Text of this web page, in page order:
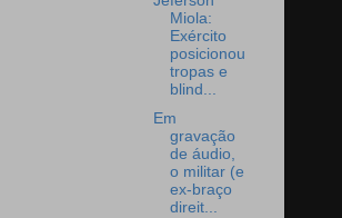
Miola:
Exército
posicionou
tropas e
blind...
Em
gravação
de áudio,
o militar (e
ex-braço
direit...